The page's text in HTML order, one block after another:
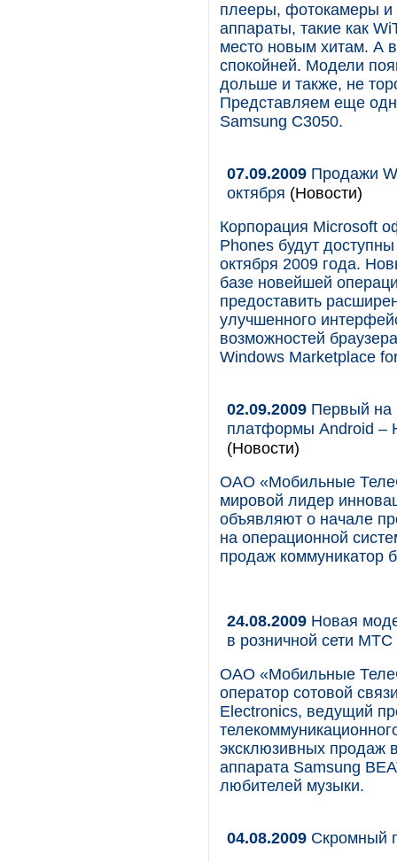
плееры, фотокамеры и
аппараты, такие как
место новым хитам. А
спокойней. Модели
дольше и также, не
Представляем еще
Samsung C3050.
07.09.2009 Продажи
октября (Новости)
Корпорация Microsoft
Phones будут
октября 2009 года.
базе новейшей
предоставить
улучшенного
возможностей
Windows Marketplace
02.09.2009 Первый на
платформы Android –
(Новости)
ОАО «Мобильные
мировой лидер
объявляют о начале
на операционной
продаж коммуникатор
24.08.2009 Новая
в розничной сети МТС
ОАО «Мобильные
оператор сотовой
Electronics, ведущий
эксклюзивных продаж
аппарата Samsung
любителей музыки.
04.08.2009 Скромный